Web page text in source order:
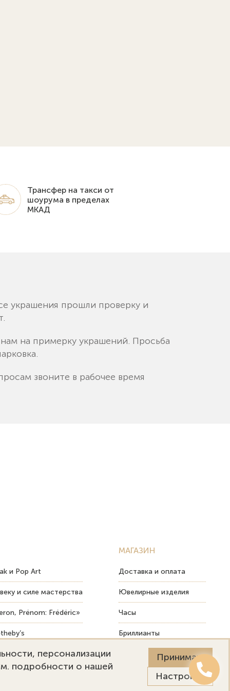
Трансфер на такси от
шоурума в пределах
МКАД
украшения прошли проверку и
на примерку украшений. Просьба
звоните в рабочее время
и Pop Art
и силе мастерства
Prénom: Frédéric»
изделий
МАГАЗИН
Доставка и оплата
Ювелирные изделия
Часы
Бриллианты
Пост-продажный сервис
персонализации
подробности о нашей
Принимаю
Настройки